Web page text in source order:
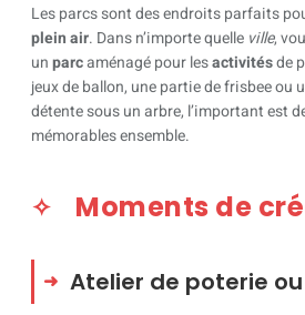
Les parcs sont des endroits parfaits
plein air. Dans n’importe quelle ville,
unparcaménagé pour lesactivitésde
jeux de ballon, une partie de frisbee ou
détente sous un arbre, l’important est
mémorables ensemble.
Moments de
Atelier de poterie